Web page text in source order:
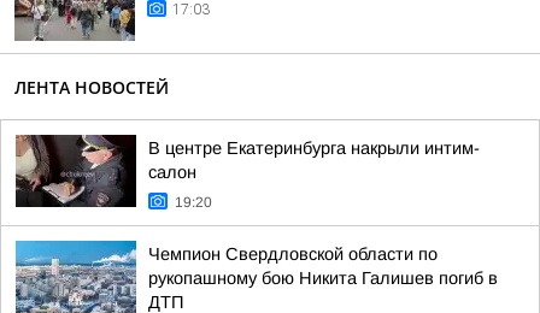
17:03
ЛЕНТА НОВОСТЕЙ
В центре Екатеринбурга накрыли интим-
салон
19:20
Чемпион Свердловской области по
рукопашному бою Никита Галишев погиб в
ДТП